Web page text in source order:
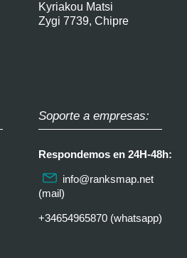
Kyriakou Matsi
Zygi 7739, Chipre
Soporte a empresas:
Respondemos en 24H-48h:
info@ranksmap.net
(mail)
+34654965870 (whatsapp)